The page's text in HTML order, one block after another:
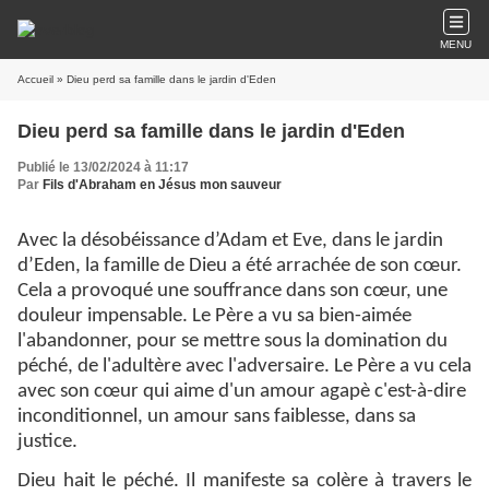
MENU
Accueil » Dieu perd sa famille dans le jardin d'Eden
Dieu perd sa famille dans le jardin d'Eden
Publié le 13/02/2024 à 11:17
Par Fils d'Abraham en Jésus mon sauveur
Avec la désobéissance d’Adam et Eve, dans le jardin
d’Eden, la famille de Dieu a été arrachée de son cœur.
Cela a provoqué une souffrance dans son cœur, une
douleur impensable. Le Père a vu sa bien-aimée
l'abandonner, pour se mettre sous la domination du
péché, de l'adultère avec l'adversaire. Le Père a vu cela
avec son cœur qui aime d'un amour agapè c'est-à-dire
inconditionnel, un amour sans faiblesse, dans sa
justice.
Dieu hait le péché. Il manifeste sa colère à travers le